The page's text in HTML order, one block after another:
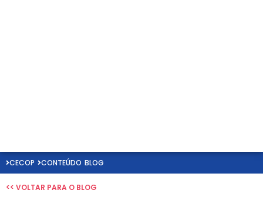
CECOP CONTEÚDO BLOG
<< VOLTAR PARA O BLOG